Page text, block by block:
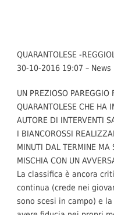
QUARANTOLESE -
30-10-2016 19:07 – News
UN PREZIOSO PAREGGIO
QUARANTOLESE CHE HA
AUTORE DI INTERVENTI
I BIANCOROSSI
MINUTI DAL TERMINE MA
MISCHIA CON UN
La classifica è ancora
continua (crede nei
sono scesi in campo) e